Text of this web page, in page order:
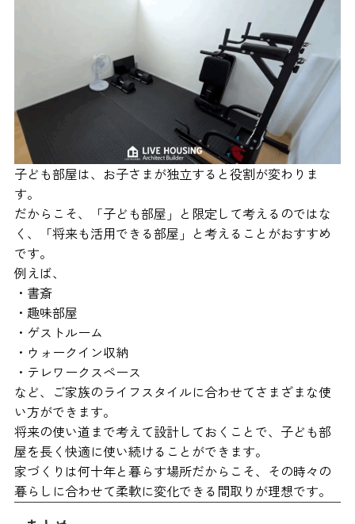
子ども部屋は、お子さまが独立すると役割が変わりま
す。
だからこそ、「子ども部屋」と限定して考えるのではな
く、「将来も活用できる部屋」と考えることがおすすめ
です。
例えば、
・書斎
・趣味部屋
・ゲストルーム
・ウォークイン収納
・テレワークスペース
など、ご家族のライフスタイルに合わせてさまざまな使
い方ができます。
将来の使い道まで考えて設計しておくことで、子ども部
屋を長く快適に使い続けることができます。
家づくりは何十年と暮らす場所だからこそ、その時々の
暮らしに合わせて柔軟に変化できる間取りが理想です。